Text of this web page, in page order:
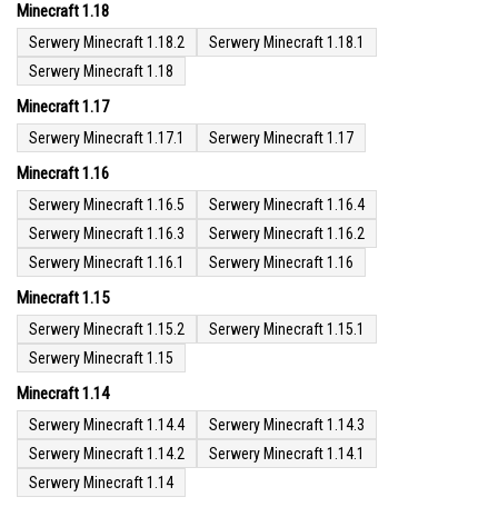
Minecraft 1.18
Serwery Minecraft 1.18.2
Serwery Minecraft 1.18.1
Serwery Minecraft 1.18
Minecraft 1.17
Serwery Minecraft 1.17.1 Serwery Minecraft 1.17
Minecraft 1.16
Serwery Minecraft 1.16.5
Serwery Minecraft 1.16.4
Serwery Minecraft 1.16.3
Serwery Minecraft 1.16.2
Serwery Minecraft 1.16.1
Serwery Minecraft 1.16
Minecraft 1.15
Serwery Minecraft 1.15.2
Serwery Minecraft 1.15.1
Serwery Minecraft 1.15
Minecraft 1.14
Serwery Minecraft 1.14.4
Serwery Minecraft 1.14.3
Serwery Minecraft 1.14.2
Serwery Minecraft 1.14.1
Serwery Minecraft 1.14